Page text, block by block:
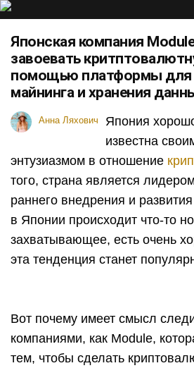
Японская компания
завоевать
помощью платформы для
майнинга и хранения
Анна Ляхович
Япония
известна
энтузиазмом в отношение
того, страна является
раннего внедрения и
в Японии происходит что-то
захватывающее, есть очень
эта тенденция станет
Вот почему имеет смысл
компаниями, как Module,
тем, чтобы сделать